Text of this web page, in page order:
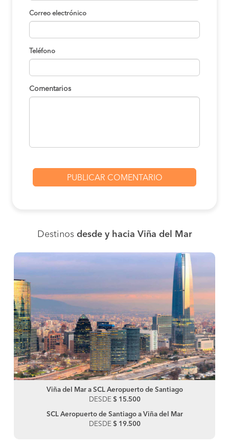
Correo electrónico
Teléfono
Comentarios
Destinos desde y hacia Viña del Mar
Viña del Mar a SCL Aeropuerto de Santiago
DESDE $ 15.500
SCL Aeropuerto de Santiago a Viña del Mar
DESDE $ 19.500